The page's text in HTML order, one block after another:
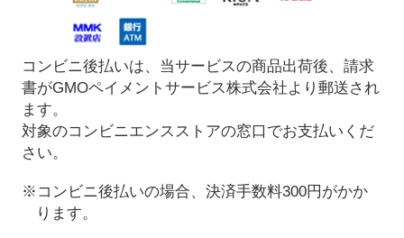
コンビニ後払いは、当サービスの商品出荷後、請求
書がGMOペイメントサービス株式会社より郵送され
ます。
対象のコンビニエンスストアの窓口でお支払いくだ
さい。
※コンビニ後払いの場合、決済手数料300円がかか
ります。